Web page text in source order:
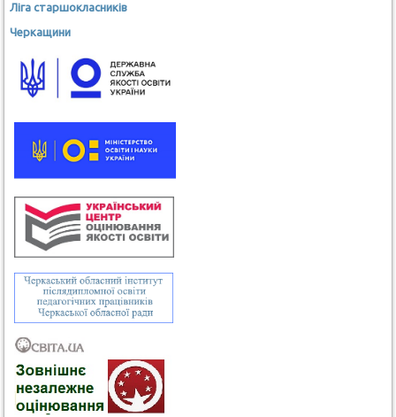
Ліга старшокласників
Черкащини